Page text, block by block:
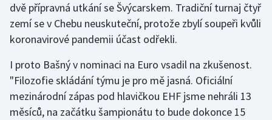
Moderní pětiboj
Olympijské hry
Parasport
dvě přípravná utkání se Švýcarskem. Tradiční turnaj čtyř
zemí se v Chebu neuskuteční, protože zbylí soupeři kvůli
koronavirové pandemii účast odřekli.
I proto Bašný v nominaci na Euro vsadil na zkušenost.
"Filozofie skládání týmu je pro mě jasná. Oficiální
mezinárodní zápas pod hlavičkou EHF jsme nehráli 13
měsíců, na začátku šampionátu to bude dokonce 15